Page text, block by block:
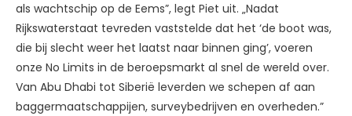
als wachtschip op de Eems”, legt Piet uit. „Nadat
Rijkswaterstaat tevreden vaststelde dat het ‘de boot was,
die bij slecht weer het laatst naar binnen ging’, voeren
onze No Limits in de beroepsmarkt al snel de wereld over.
Van Abu Dhabi tot Siberië leverden we schepen af aan
baggermaatschappijen, surveybedrijven en overheden.”